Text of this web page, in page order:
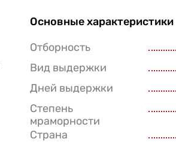
Основные характеристики
Отборность
Вид выдержки
Дней выдержки
Степень
мраморности
Страна